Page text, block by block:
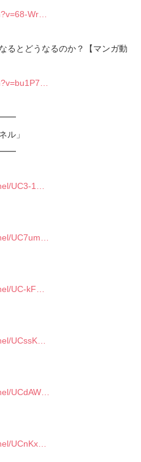
Wr…
るとどうなるのか？【マンガ動
ル」
UC3-1…
UC7um…
UC-kF…
UCssK…
UCdAW…
UCnKx…